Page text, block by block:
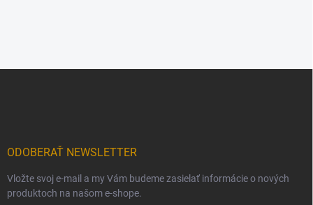
ODOBERAŤ NEWSLETTER
Vložte svoj e-mail a my Vám budeme zasielať informácie o nových
produktoch na našom e-shope.